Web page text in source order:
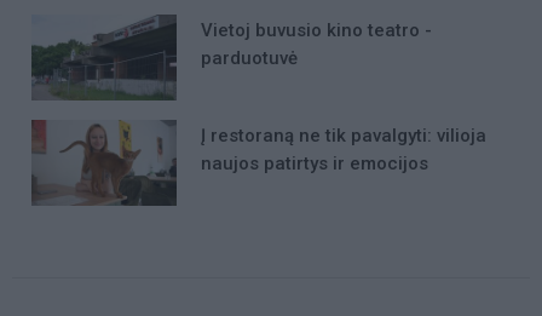
Vietoj buvusio kino teatro -
parduotuvė
Į restoraną ne tik pavalgyti: vilioja
naujos patirtys ir emocijos